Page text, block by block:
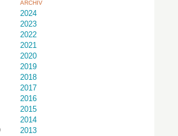
ARCHIV
2024
2023
2022
2021
2020
2019
2018
2017
2016
2015
2014
2013